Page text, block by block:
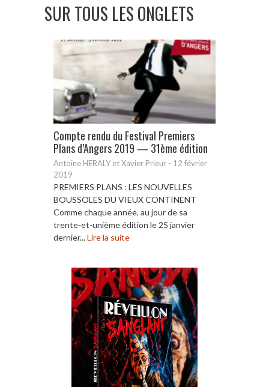
SUR TOUS LES ONGLETS
Compte rendu du Festival Premiers
Plans d’Angers 2019 — 31ème édition
Antoine HERALY et Xavier Prieur - 12 février
2019
PREMIERS PLANS : LES NOUVELLES
BOUSSOLES DU VIEUX CONTINENT
Comme chaque année, au jour de sa
trente-et-unième édition le 25 janvier
dernier...Lire la suite